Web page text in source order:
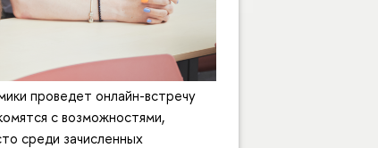
проведет онлайн-встречу
с возможностями,
среди зачисленных